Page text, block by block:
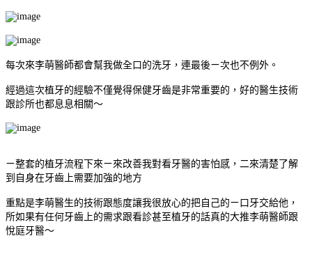
每次來李萌醫師都會幫我做全口的洗牙，連最後ㄧ次也不例外。
經過這次植牙的經驗不僅覺得保健牙齒是非常重要的，好的醫生技術
跟診所也都息息相關～
ㄧ整套的植牙流程下來ㄧ來改善我對看牙醫的害怕感，二來清楚了解
到自身在牙齒上需要加強的地方
重點是李萌醫生的技術跟態度讓我很放心的把自己的ㄧ口牙交給他，
所如果有任何牙齒上的需求跟看診甚至植牙的話真的大推李萌醫師跟
悅庭牙醫～